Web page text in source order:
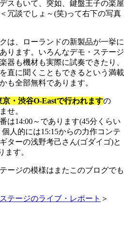
スもいて、突如、鍵盤王子の楽屋
冗談でしょ～(笑)って右下の写真
は、ローランドの新製品が一挙に
ります。いろんなデモ・ステージ
器も機材も実際に試奏できたり、
直に聞くこともできるという満載
も全部無料であります。
・渋谷O-Eastで行われますの
せ。
は14:00～であります(45分くらい
人的には15:15からの力作コンテ
ターの浅野考己さん(ゴダイゴ)と
ます。
ージの模様はまたこのブログでも
テージのライブ・レポート ＞